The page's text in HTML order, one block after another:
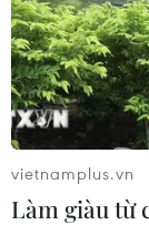
vietnamplus.vn
Làm giàu từ